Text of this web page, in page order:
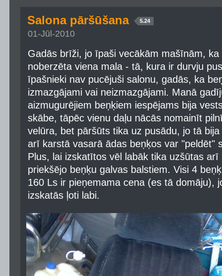
Salona pāršūšana 5.24
01-Jūl-2010
Gadās brīži, jo īpaši vecākām mašīnām,
noberzēta viena mala - tā, kura ir durvju
īpašnieki nav pucējuši salonu, gadās, ka
izmazgājami vai neizmazgājami. Manā
aizmugurējiem beņķiem iespējams bija
skābe, tāpēc vienu daļu nācās nomainīt
velūra, bet pāršūts tika uz pusādu, jo tā
arī karstā vasarā ādas beņķos var "peldēt"
Plus, lai izskatītos vēl labāk tika uzšūtas
priekšējo beņķu galvas balstiem. Visi 4
160 Ls ir pieņemama cena (es tā domāju),
izskatās ļoti labi.